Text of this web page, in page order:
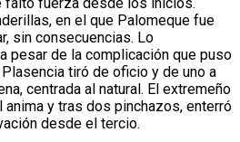
en el que Palomeque fue
sin consecuencias. Lo
pesar de la complicación que puso
tiró de oficio y de uno a
centrada al natural. El extremeño
y tras dos pinchazos, enterró
desde el tercio.